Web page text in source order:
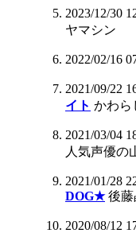
2023/12/30
ヤマシン
2022/02/16
2021/09/22
イト かわら
2021/03/04
人気声優の
2021/01/28
DOG★ 後藤
2020/08/12